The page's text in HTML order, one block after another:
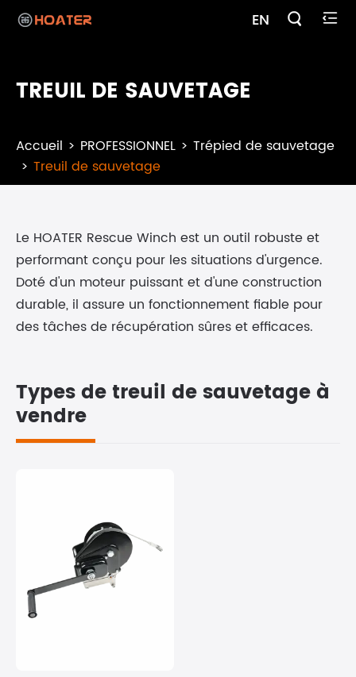
EN  
TREUIL DE SAUVETAGE
Accueil PROFESSIONNEL
Trépied de sauvetage
Treuil de sauvetage
Le HOATER Rescue Winch est un outil robuste et
performant conçu pour les situations d'urgence.
Doté d'un moteur puissant et d'une construction
durable, il assure un fonctionnement fiable pour
des tâches de récupération sûres et efficaces.
Types de treuil de sauvetage à
vendre